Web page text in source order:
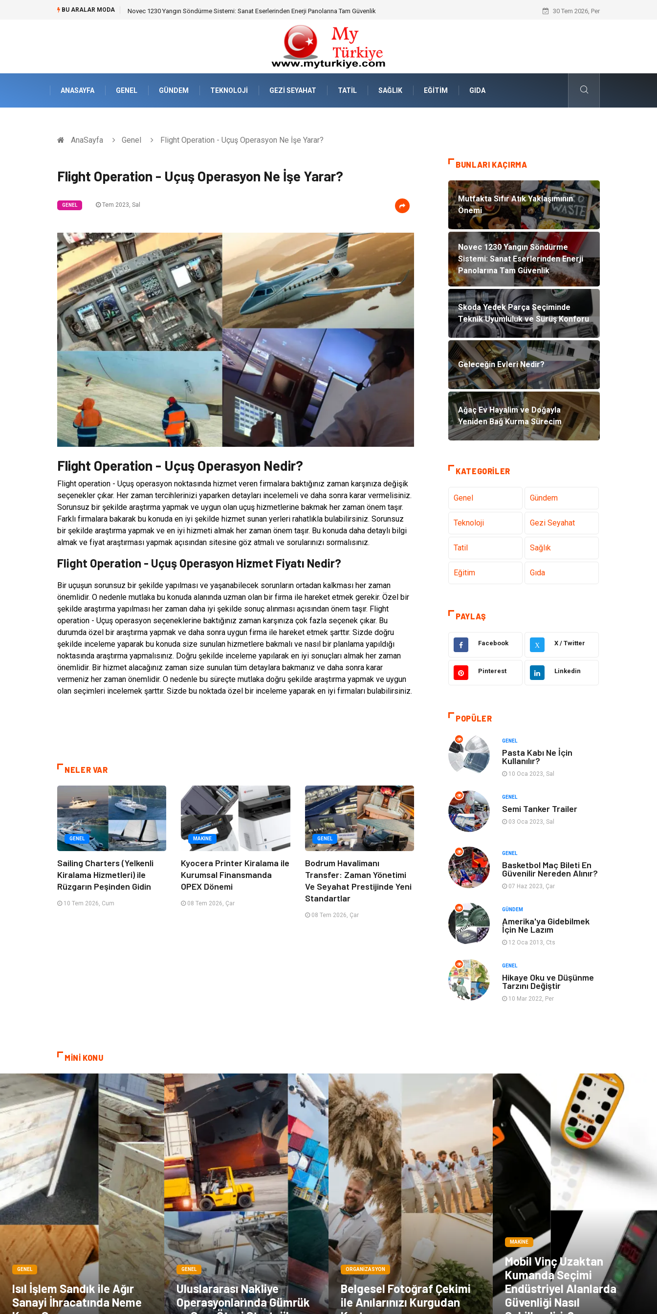
BU ARALAR MODA Skoda Yedek Parça Seçiminde Teknik Uyumluluk ve Sürüş Konforu Geleceğin Evleri Nedir?
30 Tem 2026, Per
ANASAYFA GENEL GÜNDEM TEKNOLOJI GEZI SEYAHAT TATIL SAĞLIK EĞITIM GIDA
AnaSayfa Genel Flight Operation - Uçuş Operasyon Ne İşe Yarar?
Flight Operation - Uçuş Operasyon Ne İşe Yarar?
GENEL Tem 2023, Sal
Flight Operation - Uçuş Operasyon Nedir?
Flight operation - Uçuş operasyon noktasında hizmet veren firmalara baktığınız zaman karşınıza değişik
seçenekler çıkar. Her zaman tercihlerinizi yaparken detayları incelemeli ve daha sonra karar vermelisiniz.
Sorunsuz bir şekilde araştırma yapmak ve uygun olan uçuş hizmetlerine bakmak her zaman önem taşır.
Farklı firmalara bakarak bu konuda en iyi şekilde hizmet sunan yerleri rahatlıkla bulabilirsiniz. Sorunsuz
bir şekilde araştırma yapmak ve en iyi hizmeti almak her zaman önem taşır. Bu konuda daha detaylı bilgi
almak ve fiyat araştırması yapmak açısından sitesine göz atmalı ve sorularınızı sormalısınız.
Flight Operation - Uçuş Operasyon Hizmet Fiyatı Nedir?
Bir uçuşun sorunsuz bir şekilde yapılması ve yaşanabilecek sorunların ortadan kalkması her zaman
önemlidir. O nedenle mutlaka bu konuda alanında uzman olan bir firma ile hareket etmek gerekir. Özel bir
şekilde araştırma yapılması her zaman daha iyi şekilde sonuç alınması açısından önem taşır. Flight
operation - Uçuş operasyon seçeneklerine baktığınız zaman karşınıza çok fazla seçenek çıkar. Bu
durumda özel bir araştırma yapmak ve daha sonra uygun firma ile hareket etmek şarttır. Sizde doğru
şekilde inceleme yaparak bu konuda size sunulan hizmetlere bakmalı ve nasıl bir planlama yapıldığı
noktasında araştırma yapmalısınız. Doğru şekilde inceleme yapılarak en iyi sonuçları almak her zaman
önemlidir. Bir hizmet alacağınız zaman size sunulan tüm detaylara bakmanız ve daha sonra karar
vermeniz her zaman önemlidir. O nedenle bu süreçte mutlaka doğru şekilde araştırma yapmak ve uygun
olan seçimleri incelemek şarttır. Sizde bu noktada özel bir inceleme yaparak en iyi firmaları bulabilirsiniz.
NELER VAR
GENEL
Sailing Charters (Yelkenli
Kiralama Hizmetleri) ile
Rüzgarın Peşinden Gidin
10 Tem 2026, Cum
MAKINE
Kyocera Printer Kiralama ile
Kurumsal Finansmanda
OPEX Dönemi
08 Tem 2026, Çar
GENEL
Bodrum Havalimanı
Transfer: Zaman Yönetimi
Ve Seyahat Prestijinde Yeni
Standartlar
08 Tem 2026, Çar
BUNLARI KAÇIRMA
Mutfakta Sıfır Atık Yaklaşımının
Önemi
Novec 1230 Yangın Söndürme
Sistemi: Sanat Eserlerinden Enerji
Panolarına Tam Güvenlik
Skoda Yedek Parça Seçiminde
Teknik Uyumluluk ve Sürüş Konforu
Geleceğin Evleri Nedir?
Ağaç Ev Hayalim ve Doğayla
Yeniden Bağ Kurma Sürecim
KATEGORILER
Genel Gündem
Teknoloji Gezi Seyahat
Tatil Sağlık
Eğitim Gıda
Tanıtıcı Reklam
Makine Giyim
Kültür Organizasyon
Finans & Ekonomi
Bilgisayar &
Yazılım
Bebek Giyim Moda
Blogroll
Markalar Bilet
Tarih Spor Malzemeleri
PAYLAŞ
Facebook X X / Twitter
Pinterest Linkedin
POPÜLER
GENEL
Pasta Kabı Ne İçin
Kullanılır?
10 Oca 2023, Sal
GENEL
Semi Tanker Trailer
03 Oca 2023, Sal
GENEL
Basketbol Maç Bileti En
Güvenilir Nereden Alınır?
07 Haz 2023, Çar
GÜNDEM
Amerika'ya Gidebilmek
İçin Ne Lazım
12 Oca 2013, Cts
GENEL
Hikaye Oku ve Düşünme
Tarzını Değiştir
10 Mar 2022, Per
MİNİ KONU
GENEL
Isıl İşlem Sandık ile Ağır
Sanayi İhracatında Neme
GENEL
Uluslararası Nakliye
Operasyonlarında Gümrük
ORGANIZASYON
Belgesel Fotoğraf Çekimi
ile Anılarınızı Kurgudan
MAKINE
Mobil Vinç Uzaktan
Kumanda Seçimi
Endüstriyel Alanlarda
Güvenliği Nasıl